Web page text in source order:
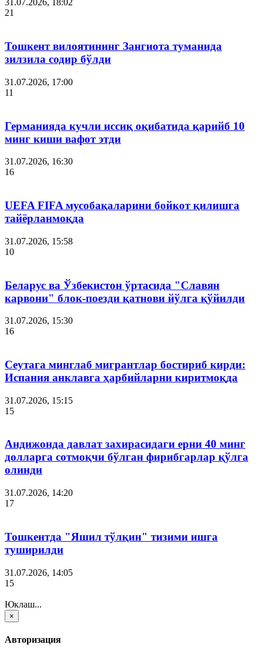
31.07.2026, 18:02
21
Тошкент вилоятининг Зангиота туманида
зилзила содир бўлди
31.07.2026, 17:00
11
Германияда кучли иссиқ оқибатида қарийб 10
минг киши вафот этди
31.07.2026, 16:30
16
UEFA FIFA мусобақаларини бойкот қилишга
тайёрланмоқда
31.07.2026, 15:58
10
Беларус ва Ўзбекистон ўртасида "Славян
карвони" блок-поезди қатнови йўлга қўйилди
31.07.2026, 15:30
16
Сеутага минглаб мигрантлар бостириб кирди:
Испания анклавга ҳарбийларни киритмоқда
31.07.2026, 15:15
15
Андижонда давлат захирасидаги ерни 40 минг
долларга сотмоқчи бўлган фирибгарлар қўлга
олинди
31.07.2026, 14:20
17
Тошкентда "Яшил тўлқин" тизими ишга
туширилди
31.07.2026, 14:05
15
Юклаш...
×
Авторизация